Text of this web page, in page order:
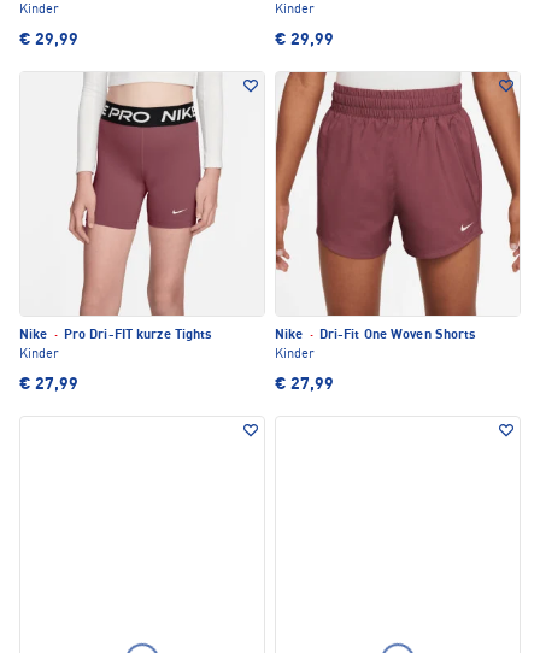
Kinder
€ 29,99
Kinder
€ 29,99
Nike · Pro Dri-FIT kurze Tights
Kinder
€ 27,99
Nike · Dri-Fit One Woven Shorts
Kinder
€ 27,99